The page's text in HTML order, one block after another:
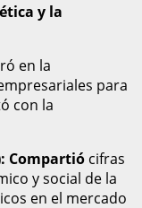
y la
en la
para
con la
Compartió cifras
y social de la
en el mercado